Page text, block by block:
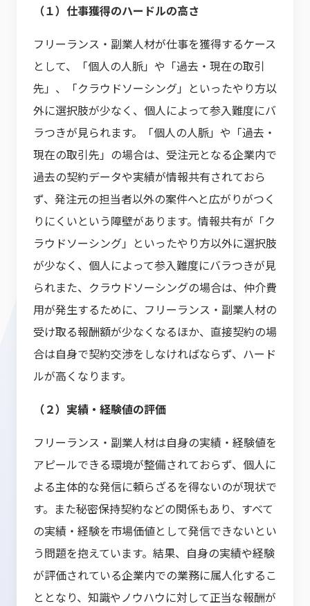
（１）仕事獲得のハードルの高さ
フリーランス・副業人材が仕事を獲得するケース
として、「個人の人脈」や「過去・現在の取引
先」、「クラウドソーシング」といったやり方以
外に選択肢が少なく、個人によって参入難度にバ
ラつきが見られます。「個人の人脈」や「過去・
現在の取引先」の場合は、受注元となる企業内で
過去の契約データや実績が情報共有されておら
ず、発注元の担当者以外の案件へと広がりがつく
りにくいという障壁があります。情報共有が「ク
ラウドソーシング」といったやり方以外に選択肢
が少なく、個人によって参入難度にバラつきが見
られまた、クラウドソーシングの場合は、仲介費
用が発生するために、フリーランス・副業人材の
受け取る報酬額が少なくなるほか、直接契約の場
合は自身で契約交渉をしなければならず、ハード
ルが高くなります。
（２）実績・経験値の評価
フリーランス・副業人材は自身の実績・経験値を
アピールできる環境が整備されておらず、個人に
よる主体的な発信に頼らざるを得ないのが現状で
す。また秘密保持契約などの関係もあり、すべて
の実績・経験を市場価値として発信できないとい
う問題を抱えています。結果、自身の実績や経験
が評価されている企業内での業務に属人化するこ
ととなり、知識やノウハウに対して正当な報酬が